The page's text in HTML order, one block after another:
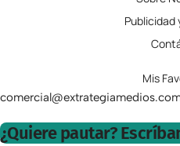
Publicidad
Mis
¿Quiere pautar?